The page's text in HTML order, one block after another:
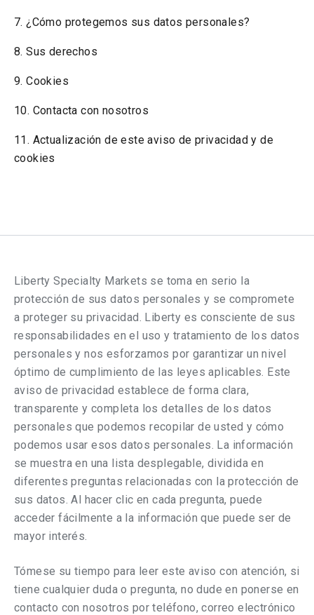
7. ¿Cómo protegemos sus datos personales?
8. Sus derechos
9. Cookies
10. Contacta con nosotros
11. Actualización de este aviso de privacidad y de
cookies
Liberty Specialty Markets se toma en serio la
protección de sus datos personales y se compromete
a proteger su privacidad. Liberty es consciente de sus
responsabilidades en el uso y tratamiento de los datos
personales y nos esforzamos por garantizar un nivel
óptimo de cumplimiento de las leyes aplicables. Este
aviso de privacidad establece de forma clara,
transparente y completa los detalles de los datos
personales que podemos recopilar de usted y cómo
podemos usar esos datos personales. La información
se muestra en una lista desplegable, dividida en
diferentes preguntas relacionadas con la protección de
sus datos. Al hacer clic en cada pregunta, puede
acceder fácilmente a la información que puede ser de
mayor interés.
Tómese su tiempo para leer este aviso con atención, si
tiene cualquier duda o pregunta, no dude en ponerse en
contacto con nosotros por teléfono, correo electrónico